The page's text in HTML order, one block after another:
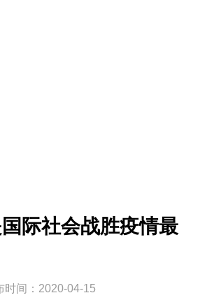
际社会战胜疫情最
时间： 2020-04-15